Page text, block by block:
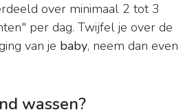
over minimaal 2 tot 3
per dag. Twijfel je over de
van je baby, neem dan even
wassen?